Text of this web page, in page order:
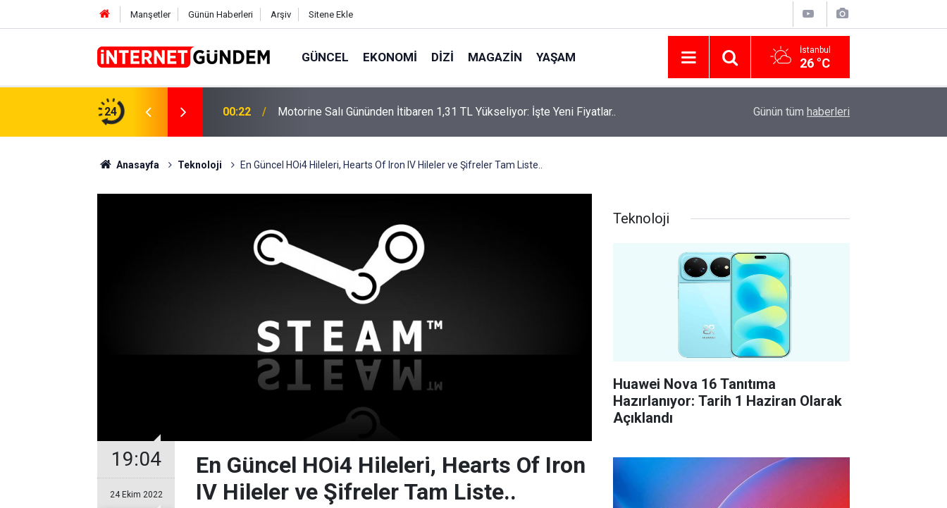
Manşetler Günün Haberleri Arşiv Sitene Ekle
GÜNCEL EKONOMI DIZI MAGAZIN YAŞAM İstanbul
26 °C
24
TL Yükseliyor: İşte Yeni Fiyatlar.. 15:58
Neşet Ertaş’a “Bozkırın Tezenesi” Lakabını Kim Verdi? Beyaz’la Joker
Sorusunun Cevabı Merak Edildi
Günün tüm haberleri
Anasayfa Teknoloji En Güncel HOi4 Hileleri, Hearts Of Iron IV Hileler ve Şifreler Tam Liste..
19:04
24 Ekim 2022
En Güncel HOi4 Hileleri, Hearts Of Iron
IV Hileler ve Şifreler Tam Liste..
Teknoloji
Huawei Nova 16 Tanıtıma
Hazırlanıyor: Tarih 1 Haziran Olarak
Açıklandı